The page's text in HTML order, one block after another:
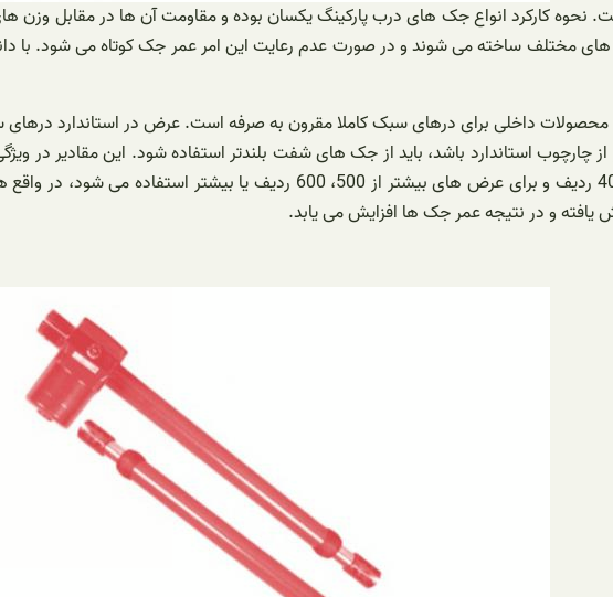
نحوه کارکرد انواع جک های درب پارکینگ یکسان بوده و مقاومت آن ها در مقابل وزن
های مختلف ساخته می شوند و در صورت عدم رعایت این امر عمر جک کوتاه می شود.
چارچوب استاندارد باشد، باید از جک های شفت بلندتر استفاده شود. این مقادیر در
درستی داشته باشد. برای گیت های تا 1.8 متر از 400 ردیف و برای عرض
و در نتیجه عمر جک ها افزایش می یابد.